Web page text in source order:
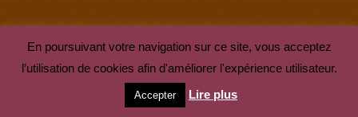
En poursuivant votre navigation sur ce site, vous acceptez
l’utilisation de cookies afin d'améliorer l'expérience utilisateur.
Accepter Lire plus